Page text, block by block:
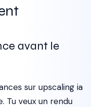
avant le
sur upscaling ia
Tu veux un rendu